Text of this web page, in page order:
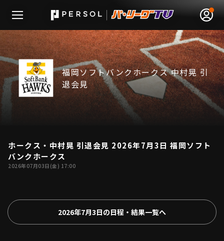
無料アカウント登録 ログイン
動画
日程･結果
1軍公式戦
福岡ソフトバンクホークス 中村晃 引
退会見
31:39
ホークス・中村晃 引退会見 2026年7月3日 福岡ソフト
バンクホークス
2026年07月03日(金) 17:00
2026年7月3日の日程・結果一覧へ